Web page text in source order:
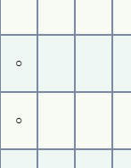
○
○